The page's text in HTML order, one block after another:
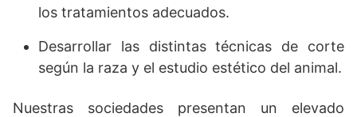
los tratamientos adecuados.
Desarrollar las distintas técnicas de corte
según la raza y el estudio estético del animal.
Nuestras sociedades presentan un elevado